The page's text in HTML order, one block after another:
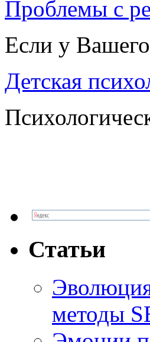
Проблемы с
Если у
Детская
Статьи
методы